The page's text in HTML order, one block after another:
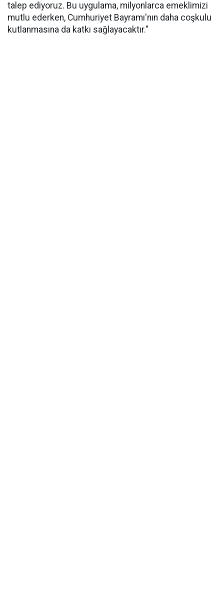
talep ediyoruz. Bu uygulama, milyonlarca emeklimizi
mutlu ederken, Cumhuriyet Bayramı'nın daha coşkulu
kutlanmasına da katkı sağlayacaktır."